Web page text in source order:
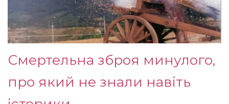
Смертельна зброя минулого,
про який не знали навіть